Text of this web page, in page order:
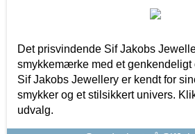
Det prisvindende Sif Jakobs
smykkemærke med et genkendeligt
Sif Jakobs Jewellery er kendt for
smykker og et stilsikkert univers.
udvalg.